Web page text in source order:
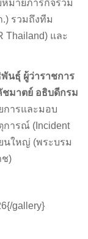
มายภารกิจร่วม
รวมถึงทีม
Thailand) และ
นธุ์ ผู้ว่าราชการ
มาตย์ อธิบดีกรม
การและมอบ
ารณ์ (Incident
นใหญ่ (พระบรม
ช)
gallery}